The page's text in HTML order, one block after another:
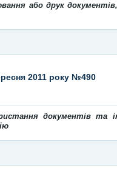
або друк
2011 року №490
документів та